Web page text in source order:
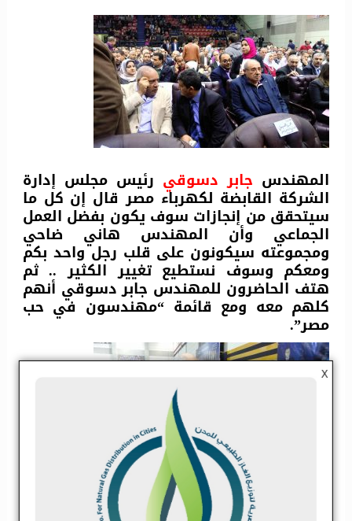
المهندس جابر دسوقي رئيس مجلس إدارة
الشركة القابضة لكهرباء مصر قال إن كل ما
سيتحقق من إنجازات سوف يكون بفضل العمل
الجماعي وأن المهندس هاني ضاحي
ومجموعته سيكونون على قلب رجل واحد بكم
ومعكم وسوف نستطيع تغيير الكثير .. ثم
هتف الحاضرون للمهندس جابر دسوقي أنهم
كلهم معه ومع قائمة “مهندسون في حب
مصر”.
X